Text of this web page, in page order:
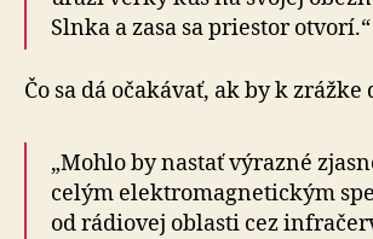
Slnka a zasa sa priestor otvorí.“
Čo sa dá očakávať, ak by k zrážke
„Mohlo by nastať výrazné
celým elektromagnetickým
od rádiovej oblasti cez